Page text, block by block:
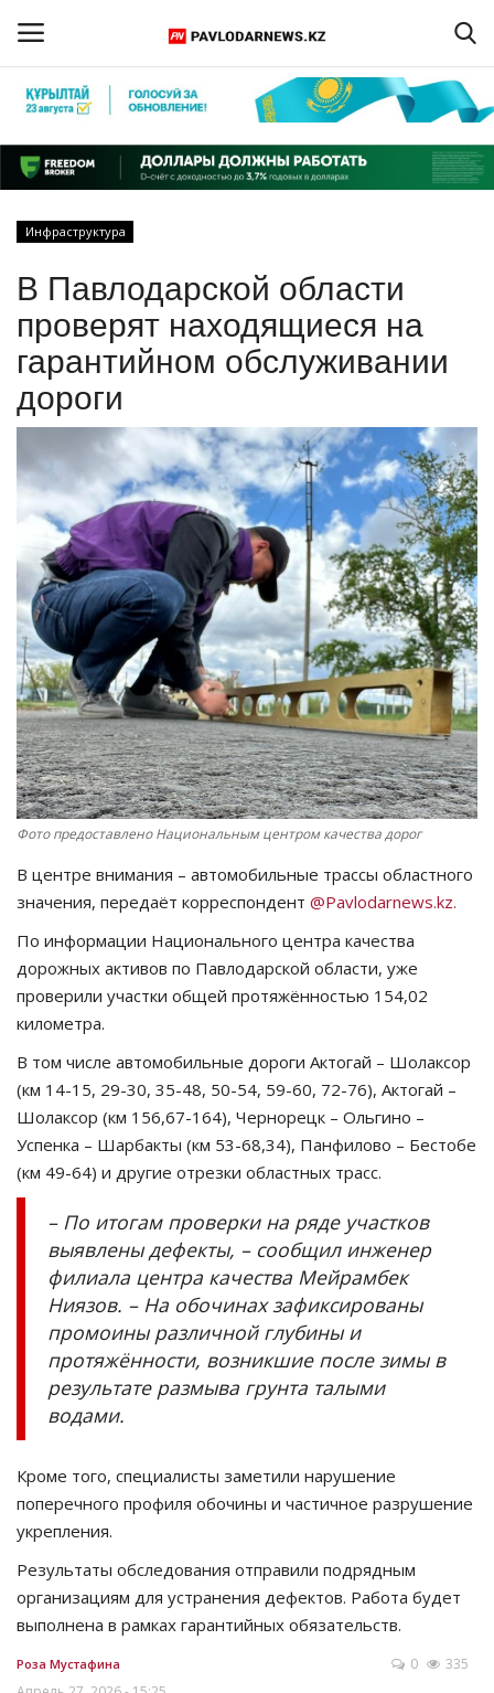
Регистрация
Главная
ПАВЛОДАРСКАЯ ОБЛАСТЬ
КАЗАХСТАН
МИР
СПЕЦПРОЕКТЫ
СПОРТ
Чек-лист
РАЗВЛЕЧЕНИЯ
OFFICIAL
Курултай
Язык
Инфраструктура
В Павлодарской области
проверят находящиеся на
гарантийном обслуживании
дороги
Фото предоставлено Национальным центром качества дорог
В центре внимания – автомобильные трассы областного
значения, передаёт корреспондент @Pavlodarnews.kz.
По информации Национального центра качества
дорожных активов по Павлодарской области, уже
проверили участки общей протяжённостью 154,02
километра.
В том числе автомобильные дороги Актогай – Шолаксор
(км 14-15, 29-30, 35-48, 50-54, 59-60, 72-76), Актогай –
Шолаксор (км 156,67-164), Чернорецк – Ольгино –
Успенка – Шарбакты (км 53-68,34), Панфилово – Бестобе
(км 49-64) и другие отрезки областных трасс.
– По итогам проверки на ряде участков
выявлены дефекты, – сообщил инженер
филиала центра качества Мейрамбек
Ниязов. – На обочинах зафиксированы
промоины различной глубины и
протяжённости, возникшие после зимы в
результате размыва грунта талыми
водами.
Кроме того, специалисты заметили нарушение
поперечного профиля обочины и частичное разрушение
укрепления.
Результаты обследования отправили подрядным
организациям для устранения дефектов. Работа будет
выполнена в рамках гарантийных обязательств.
Роза Мустафина 0 335